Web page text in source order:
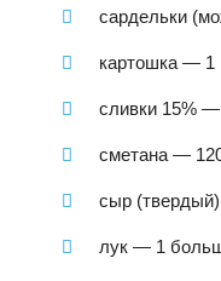
сардельки
картошка — 1
сливки 15% —
сметана —
сыр
лук — 1